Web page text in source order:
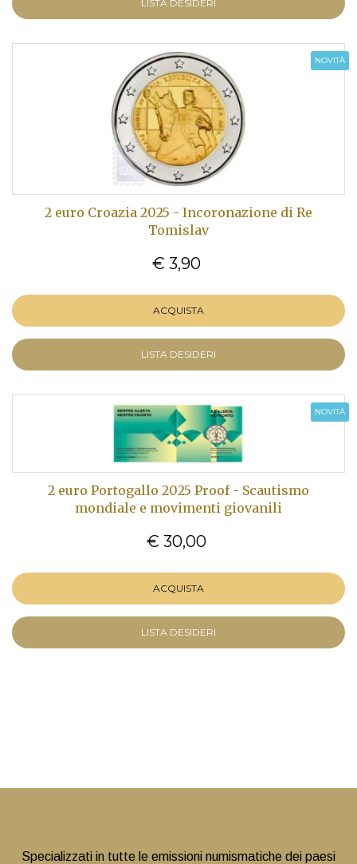
LISTA DESIDERI
NOVITÀ
2 euro Croazia 2025 - Incoronazione di Re
Tomislav
€ 3,90
ACQUISTA
LISTA DESIDERI
NOVITÀ
2 euro Portogallo 2025 Proof - Scautismo
mondiale e movimenti giovanili
€ 30,00
ACQUISTA
LISTA DESIDERI